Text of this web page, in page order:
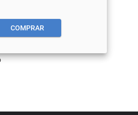
COMPRAR